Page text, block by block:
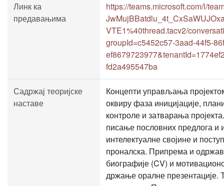
Линк ка
предавањима
https://teams.microsoft.com/l/
VTE1%40thread.tacv2/
groupId=c5452c57-3aad-44f5-
fd2a495547ba
Садржај теоријске
наставе
Концепти управљања
оквиру фаза иницијације,
контроле и затварања
писање пословних предлога и
интелектуалне својине и
проналска. Припрема и
биографије (CV) и
држање оралне презентације.